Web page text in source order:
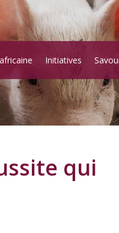
Initiatives
qui